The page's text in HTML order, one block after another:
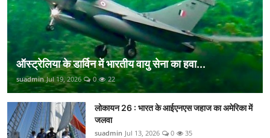
ऑस्ट्रेलिया के डार्विन में भारतीय वायु सेना का हवा...
suadmin Jul 19, 2026 0 22
लोकायन 26 : भारत के आईएनएस जहाज का अमेरिका में
जलवा
suadmin Jul 13, 2026 0 35